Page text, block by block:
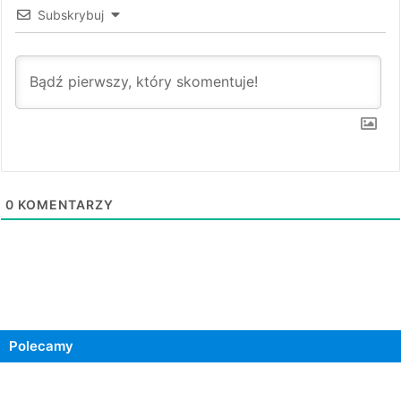
Subskrybuj
0 KOMENTARZY
Polecamy